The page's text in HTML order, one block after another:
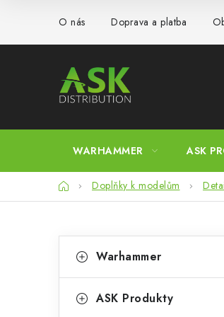
obsah
O nás Doprava a platba
WARHAMMER ASK
DomůDoplňky k modelům
okategorie
a
Warhammer
ASK Produkty